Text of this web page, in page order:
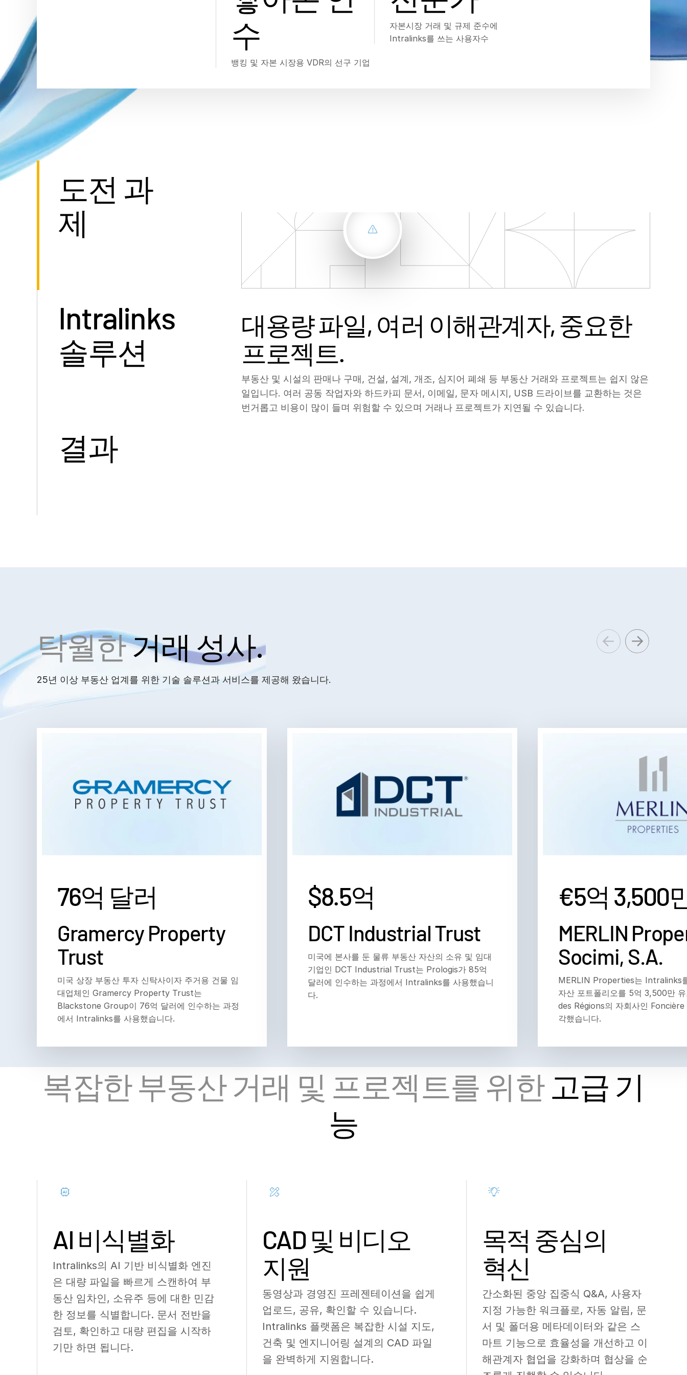
수
뱅킹 및 자본 시장용 VDR의 선구 기업
자본시장 거래 및 규제 준수에
Intralinks를 쓰는 사용자수
도전 과
제
Intralinks
솔루션
결과
대용량 파일, 여러 이해관계자, 중요한
프로젝트.
부동산 및 시설의 판매나 구매, 건설, 설계, 개조, 심지어 폐쇄 등 부동산 거래와 프로젝트는 쉽지 않은
일입니다. 여러 공동 작업자와 하드카피 문서, 이메일, 문자 메시지, USB 드라이브를 교환하는 것은
번거롭고 비용이 많이 들며 위험할 수 있으며 거래나 프로젝트가 지연될 수 있습니다.
모든 부동산 프로젝트를 위한 최신 플랫
폼입니다.
안전하고 확장 가능한 플랫폼을 통해 딜메이커, 부동산 관리자, 건축가, 계약자, 공급업체는 어떤 부동
산 프로젝트이든지 쉽게 협업할 수 있습니다. AI 기반 혁신, 동급 최고의 보안, 수상 경력에 빛나는 고
객 지원, 다양한 관리형 서비스를 제공하는 Intralinks for Real Estate는 업계에서 타의 추종을 불허합
부동산 성공을 위한 탄탄한 기반.
M&A 및 전략적 파이낸싱: 안전하고 엄격한 실사를 보장합니다.
포트폴리오 관리: 이미지, CAD 파일 및 종합적인 분석 기능으로 전체 포트폴리오를 감독하세요.
펀드레이징: 프로세스의 모든 단계에서 투자자를 초대하세요.
프로젝트 공동 작업: 모든 프로젝트를 지원하고 현지 공무원 및 규제 기관과의 투명성을 보장합니
다.
탁월한거래 성사.
25년 이상 부동산 업계를 위한 기술 솔루션과 서비스를 제공해 왔습니다.
76억 달러
Gramercy Property
Trust
미국 상장 부동산 투자 신탁사이자 주거용 건물 임
대업체인 Gramercy Property Trust는
Blackstone Group이 76억 달러에 인수하는 과정
에서 Intralinks를 사용했습니다.
$8.5억
DCT Industrial Trust
미국에 본사를 둔 물류 부동산 자산의 소유 및 임대
기업인 DCT Industrial Trust는 Prologis가 85억
달러에 인수하는 과정에서 Intralinks를 사용했습니
다.
€5억 3,500
MERLIN
Socimi, S.A.
MERLIN Properties는 Intralinks
자산 포트폴리오를 5억 3,500만
des Régions의 자회사인
각했습니다.
복잡한 부동산 거래 및 프로젝트를 위한 고급 기
능
AI 비식별화
Intralinks의 AI 기반 비식별화 엔진
은 대량 파일을 빠르게 스캔하여 부
동산 임차인, 소유주 등에 대한 민감
한 정보를 식별합니다. 문서 전반을
검토, 확인하고 대량 편집을 시작하
기만 하면 됩니다.
CAD 및 비디오
지원
동영상과 경영진 프레젠테이션을 쉽게
업로드, 공유, 확인할 수 있습니다.
Intralinks 플랫폼은 복잡한 시설 지도,
건축 및 엔지니어링 설계의 CAD 파일
을 완벽하게 지원합니다.
목적 중심의
혁신
간소화된 중앙 집중식 Q&A, 사용자
지정 가능한 워크플로, 자동 알림, 문
서 및 폴더용 메타데이터와 같은 스
마트 기능으로 효율성을 개선하고 이
해관계자 협업을 강화하며 협상을 순